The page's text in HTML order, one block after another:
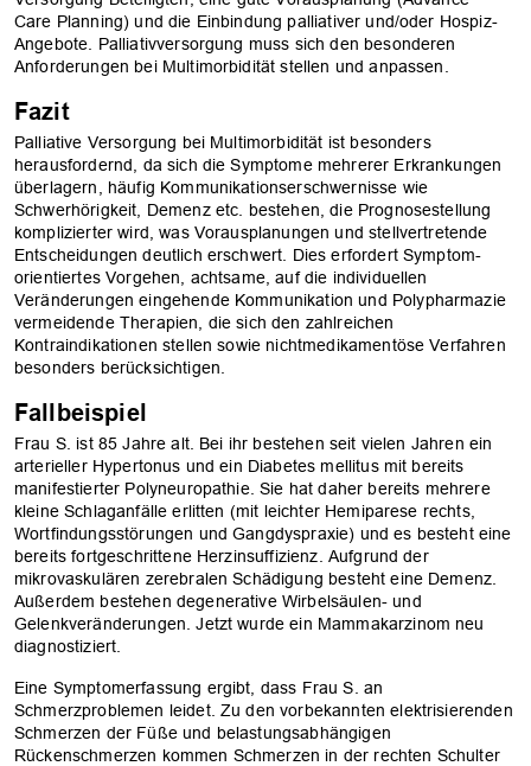
Care ­Planning) und die Einbindung palliativer und/oder Hospiz-
Angebote. Palliativversorgung muss sich den besonderen
Anforderungen bei Multimorbidität stellen und ­anpassen.
Fazit
Palliative Versorgung bei Multimorbidität ist besonders
herausfordernd, da sich die Symptome mehrerer Erkrankungen
überlagern, häufig Kommunikationserschwernisse wie
Schwerhörigkeit, Demenz etc. bestehen, die Prognosestellung
komplizierter wird, was Vorausplanungen und stellvertretende
Entscheidungen deutlich erschwert. Dies erfordert Symptom-
orientiertes Vorgehen, achtsame, auf die individuellen
Veränderungen eingehende Kommunikation und Polypharmazie
vermeidende Therapien, die sich den zahlreichen
Kontraindikationen stellen sowie nichtmedikamentöse Verfahren
besonders berücksichtigen.
Fallbeispiel
Frau S. ist 85 Jahre alt. Bei ihr bestehen seit vielen Jahren ein
arterieller Hypertonus und ein Diabetes mellitus mit bereits
manifestierter Polyneuropathie. Sie hat daher bereits mehrere
kleine Schlaganfälle erlitten (mit leichter Hemiparese rechts,
Wortfindungsstörungen und Gangdyspraxie) und es besteht eine
bereits fortgeschrittene Herzinsuffizienz. Aufgrund der
mikrovaskulären zerebralen Schädigung besteht eine Demenz.
Außerdem bestehen degenerative Wirbelsäulen- und
Gelenkveränderungen. Jetzt wurde ein Mammakarzinom neu
diagnostiziert.
Eine Symptomerfassung ergibt, dass Frau S. an
Schmerzproblemen leidet. Zu den vorbekannten elektrisierenden
Schmerzen der Füße und belastungsabhängigen
Rückenschmerzen kommen Schmerzen in der rechten Schulter